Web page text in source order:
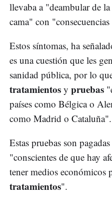
llevaba a "deambular de
cama" con
Estos síntomas, ha
es una cuestión que les
sanidad pública, por lo
tratamientos y pruebas
países como Bélgica o
como Madrid o Cataluña".
Estas pruebas son
"conscientes de que hay
tener medios económicos
tratamientos".